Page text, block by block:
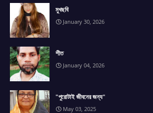
মুখছবি
January 30, 2026
শীত
January 04, 2026
"পুরোটাই জীবনের জন্য"
May 03, 2025